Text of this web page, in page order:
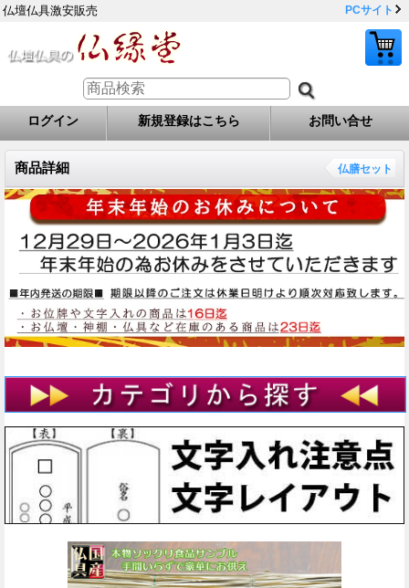
仏壇仏具激安販売 PCサイト
ログイン 新規登録はこちら お問い合せ
商品詳細 仏膳セット